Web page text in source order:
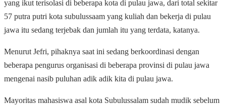
yang ikut terisolasi di beberapa kota di pulau jawa, dari total sekitar
57 putra putri kota subulussaam yang kuliah dan bekerja di pulau
jawa itu sedang terjebak dan jumlah itu yang terdata, katanya.
Menurut Jefri, pihaknya saat ini sedang berkoordinasi dengan
beberapa pengurus organisasi di beberapa provinsi di pulau jawa
mengenai nasib puluhan adik adik kita di pulau jawa.
Mayoritas mahasiswa asal kota Subulussalam sudah mudik sebelum